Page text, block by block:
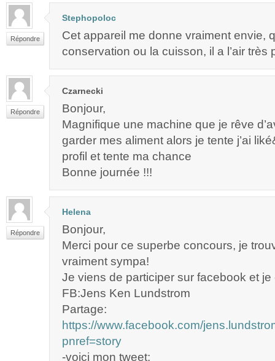
Répondre
Stephopoloc
Cet appareil me donne vraiment envie,
conservation ou la cuisson, il a l’air très
Répondre
Czarnecki
Bonjour,
Magnifique une machine que je rêve
garder mes aliment alors je tente j’ai
profil et tente ma chance
Bonne journée !!!
Répondre
Helena
Bonjour,
Merci pour ce superbe concours, je
vraiment sympa!
Je viens de participer sur facebook et
FB:Jens Ken Lundstrom
Partage:
https://www.facebook.com/
pnref=story
-voici mon tweet: